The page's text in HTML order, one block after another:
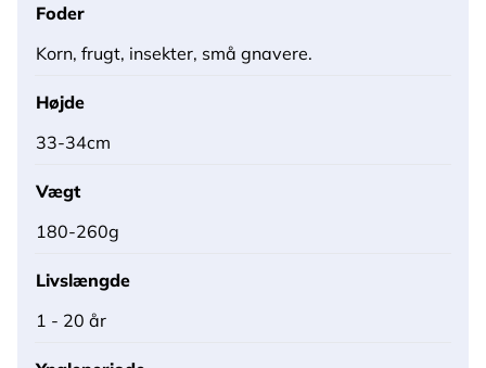
Foder
Korn, frugt, insekter, små gnavere.
Højde
33-34cm
Vægt
180-260g
Livslængde
1 - 20 år